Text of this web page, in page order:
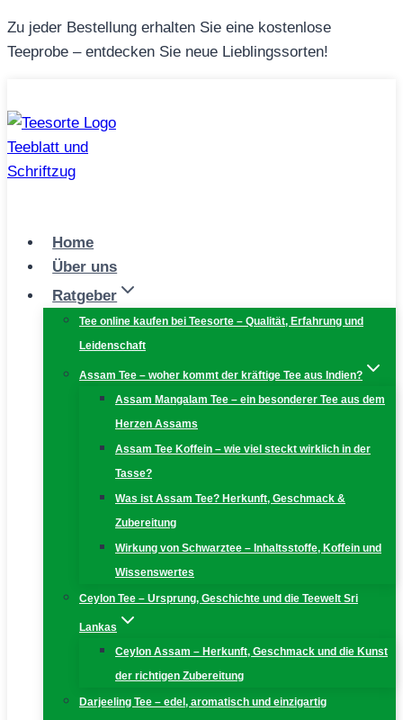
Zum
Inhalt
Zu jeder Bestellung erhalten Sie eine kostenlose
Teeprobe – entdecken Sie neue Lieblingssorten!
Home
Über uns
Ratgeber
Tee online kaufen bei Teesorte – Qualität, Erfahrung und
Leidenschaft
Assam Tee – woher kommt der kräftige Tee aus Indien?
Assam Mangalam Tee – ein besonderer Tee aus dem
Herzen Assams
Assam Tee Koffein – wie viel steckt wirklich in der
Tasse?
Was ist Assam Tee? Herkunft, Geschmack &
Zubereitung
Wirkung von Schwarztee – Inhaltsstoffe, Koffein und
Wissenswertes
Ceylon Tee – Ursprung, Geschichte und die Teewelt Sri
Lankas
Ceylon Assam – Herkunft, Geschmack und die Kunst
der richtigen Zubereitung
Darjeeling Tee – edel, aromatisch und einzigartig